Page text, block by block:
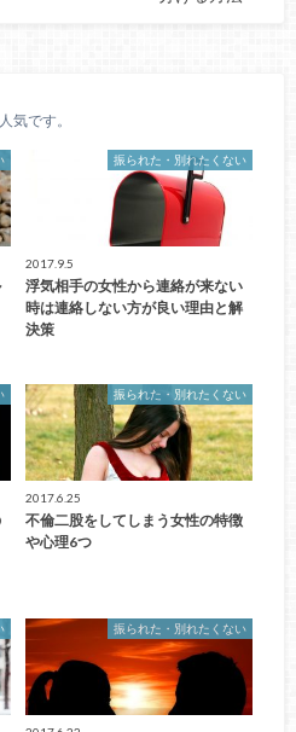
気です。
振られた・別れたくない
2017.9.5
浮気相手の女性から連絡が来ない
時は連絡しない方が良い理由と解
決策
振られた・別れたくない
2017.6.25
不倫二股をしてしまう女性の特徴
や心理6つ
振られた・別れたくない